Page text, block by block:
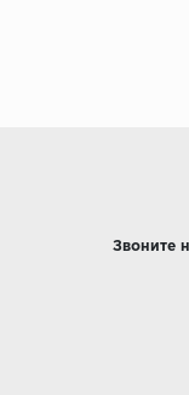
Звоните